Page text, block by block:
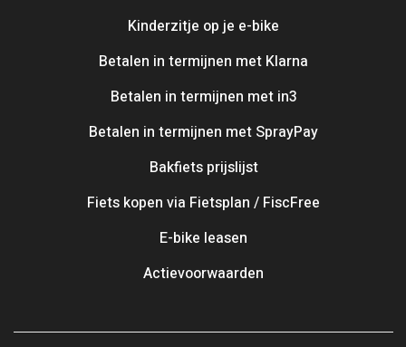
Kinderzitje op je e-bike
Betalen in termijnen met Klarna
Betalen in termijnen met in3
Betalen in termijnen met SprayPay
Bakfiets prijslijst
Fiets kopen via Fietsplan / FiscFree
E-bike leasen
Actievoorwaarden